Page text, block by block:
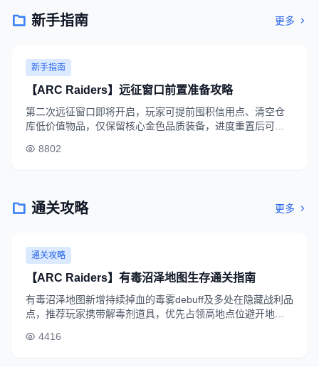
新手指南 更多
新手指南
【ARC Raiders】远征窗口前置准备攻略
第二次远征窗口即将开启，玩家可提前囤积信用点、清空仓
库低价值物品，仅保留核心金色品质装备，进度重置后可更
8802
通关攻略 更多
通关攻略
【ARC Raiders】有毒沼泽地图生存通关指南
有毒沼泽地图新增持续掉血的毒雾debuff及多处在隐藏战利品
点，推荐玩家携带解毒剂道具，优先占领高地点位避开地面
4416